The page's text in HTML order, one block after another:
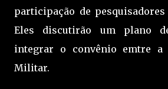
participação de
Eles discutirão um plano
integrar o convênio emtre a
Militar.